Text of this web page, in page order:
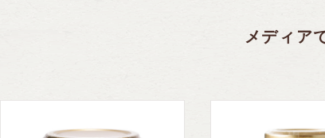
メディア